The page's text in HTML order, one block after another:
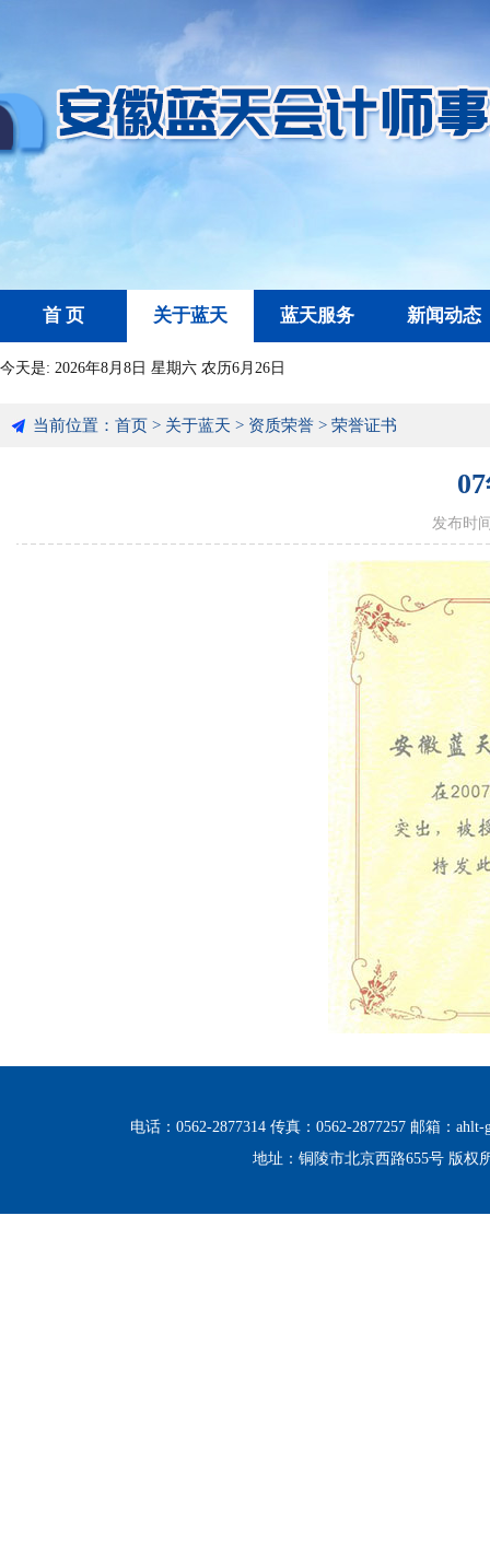
首 页 关于蓝天 蓝天服务 新闻动态
今天是: 2026年8月8日 星期六 农历6月26日
当前位置： 首页 > 关于蓝天 > 资质荣誉 > 荣誉证书
发布时
电话：0562-2877314 传真：0562-2877257 邮箱：
地址：铜陵市北京西路655号 版权